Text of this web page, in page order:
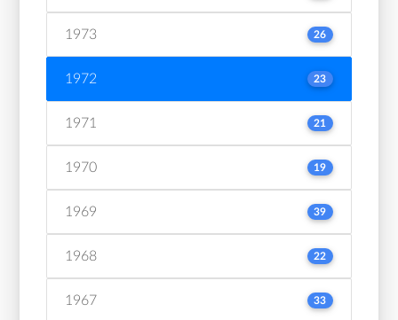
1973 26
1972 23
1971 21
1970 19
1969 39
1968 22
1967 33